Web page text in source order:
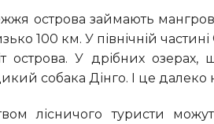
100 км. У північній
острова. У дрібних озерах,
собака Дінго. І це